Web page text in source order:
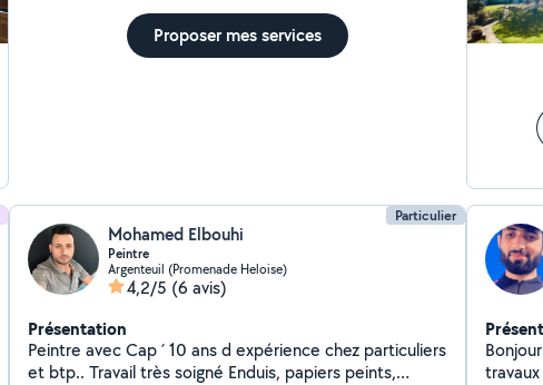
Proposer mes services
Particulier
Mohamed Elbouhi
Peintre
Argenteuil (Promenade Heloise)
4,2/5 (6 avis)
Présentation
Peintre avec Cap ´ 10 ans d expérience chez particuliers
et btp.. Travail très soigné Enduis, papiers peints,